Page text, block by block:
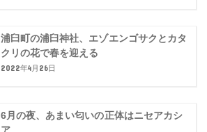
浦臼町の浦臼神社、エゾエンゴサクとカタ
クリの花で春を迎える
2022年4月26日
6月の夜、あまい匂いの正体はニセアカシ